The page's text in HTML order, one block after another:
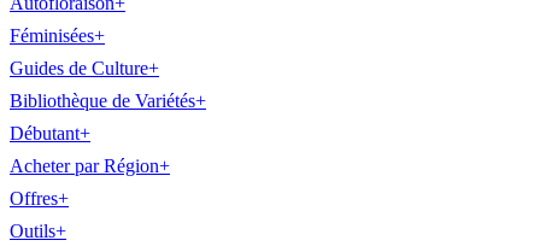
Féminisées+
Guides de Culture+
Bibliothèque de Variétés+
Débutant+
Acheter par Région+
Offres+
Outils+